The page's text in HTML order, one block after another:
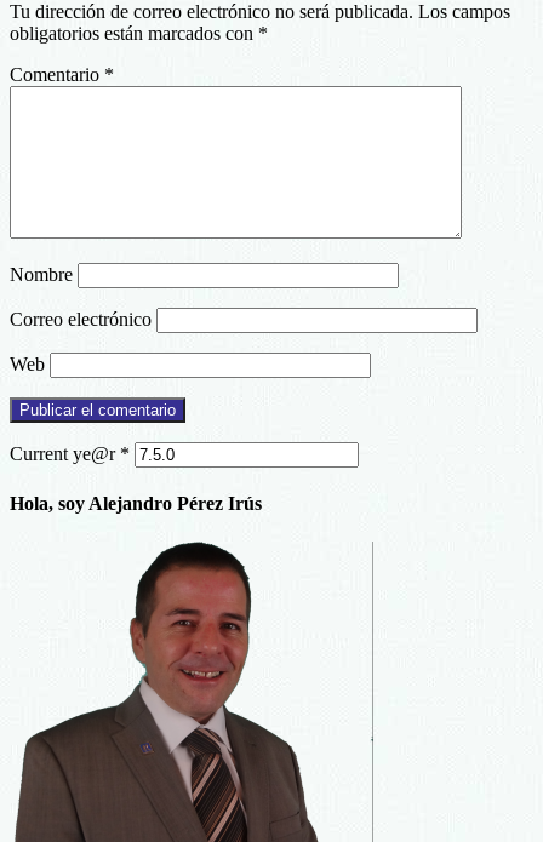
Tu dirección de correo electrónico no será publicada. Los campos
obligatorios están marcados con *
Comentario *
Nombre
Correo electrónico
Web
Current ye@r *
Hola, soy Alejandro Pérez Irús